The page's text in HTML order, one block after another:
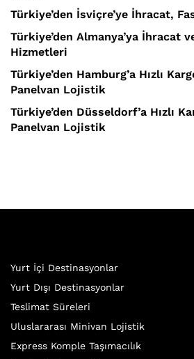
Türkiye’den İsviçre’ye İhracat,
Türkiye’den Almanya’ya İhracat
Hizmetleri
Türkiye’den Hamburg’a Hızlı
Panelvan Lojistik
Türkiye’den Düsseldorf’a Hızlı
Panelvan Lojistik
Yurt İçi Destinasyonlar
Yurt Dışı Destinasyonlar
Teslimat Süreleri
Uluslararası Minivan Lojistik
Express Komple Taşımacılık